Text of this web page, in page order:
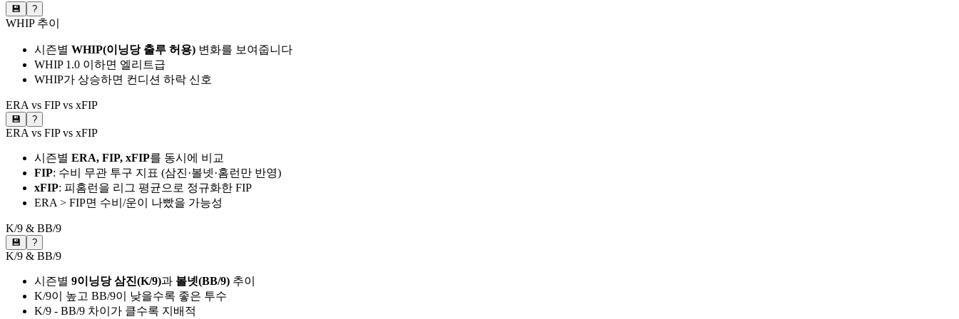
💾 ?
WHIP 추이
시즌별 WHIP(이닝당 출루 허용) 변화를 보여줍니다
WHIP 1.0 이하면 엘리트급
WHIP가 상승하면 컨디션 하락 신호
ERA vs FIP vs xFIP
💾 ?
ERA vs FIP vs xFIP
시즌별 ERA, FIP, xFIP를 동시에 비교
FIP: 수비 무관 투구 지표 (삼진·볼넷·홈런만 반영)
xFIP: 피홈런을 리그 평균으로 정규화한 FIP
ERA > FIP면 수비/운이 나빴을 가능성
K/9 & BB/9
💾 ?
K/9 & BB/9
시즌별 9이닝당 삼진(K/9)과 볼넷(BB/9) 추이
K/9이 높고 BB/9이 낮을수록 좋은 투수
K/9 - BB/9 차이가 클수록 지배적